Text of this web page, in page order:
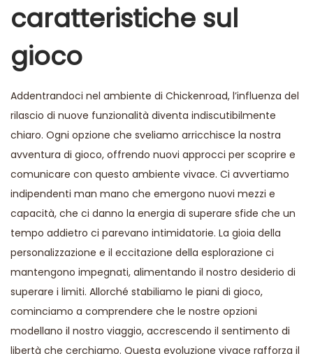
caratteristiche sul
gioco
Addentrandoci nel ambiente di Chickenroad, l’influenza del
rilascio di nuove funzionalità diventa indiscutibilmente
chiaro. Ogni opzione che sveliamo arricchisce la nostra
avventura di gioco, offrendo nuovi approcci per scoprire e
comunicare con questo ambiente vivace. Ci avvertiamo
indipendenti man mano che emergono nuovi mezzi e
capacità, che ci danno la energia di superare sfide che un
tempo addietro ci parevano intimidatorie. La gioia della
personalizzazione e il eccitazione della esplorazione ci
mantengono impegnati, alimentando il nostro desiderio di
superare i limiti. Allorché stabiliamo le piani di gioco,
cominciamo a comprendere che le nostre opzioni
modellano il nostro viaggio, accrescendo il sentimento di
libertà che cerchiamo. Questa evoluzione vivace rafforza il